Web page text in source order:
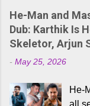
He-Man and
Dub: Karthik Is
Skeletor, Arjun
- May 25, 2026
He-
all